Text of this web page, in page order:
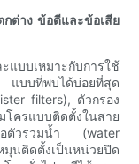
ต่าง ข้อดีและข้อเสีย
บบเหมาะกับการใช้
บบที่พบได้บ่อยที่สุด
filters), ตัวกรอง
รแบบติดตั้งในสาย
ตัวรวมน้ำ (water
นติดตั้งเป็นหน่วยปิด